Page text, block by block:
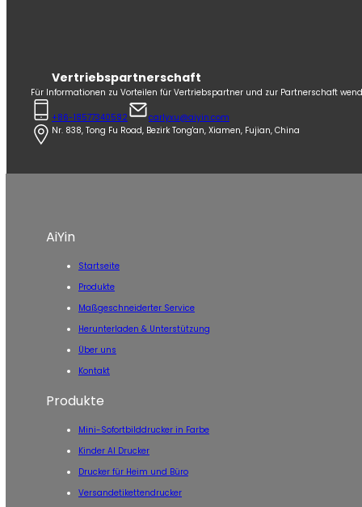
Vertriebspartnerschaft
Für Informationen zu Vorteilen für Vertriebspartner und zur Partnerschaft
+86-18577340582
carlyxu@aiyin.com
Nr. 838, Tong Fu Road, Bezirk Tong'an, Xiamen, Fujian, China
AiYin
Startseite
Produkte
Maßgeschneiderter Service
Herunterladen & Unterstützung
Über uns
Kontakt
Produkte
Mini-Sofortbilddrucker in Farbe
Kinder AI Drucker
Drucker für Heim und Büro
Versandetikettendrucker